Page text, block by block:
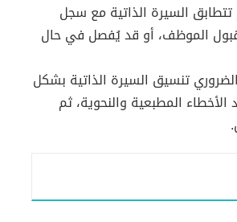
تتطابق السيرة الذاتية مع سجل
الموظف، أو قد يُفصل في حال
تنسيق السيرة الذاتية بشكل
المطبعية والنحوية، ثم